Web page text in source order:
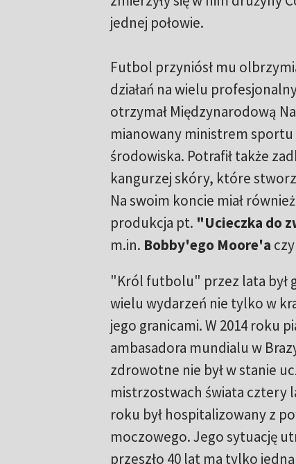
jednej połowie.
Futbol przyniósł mu
działań na wielu
otrzymał Międzynarodową
mianowany ministrem sportu
środowiska. Potrafił także
kangurzej skóry, które
Na swoim koncie miał
produkcja pt. "Ucieczka do
m.in. Bobby'ego Moore'a czy
"Król futbolu" przez lata był
wielu wydarzeń nie tylko w
jego granicami. W 2014 roku
ambasadora mundialu w
zdrowotne nie był w stanie
mistrzostwach świata cztery
roku był hospitalizowany z
moczowego. Jego sytuację
przeszło 40 lat ma tylko